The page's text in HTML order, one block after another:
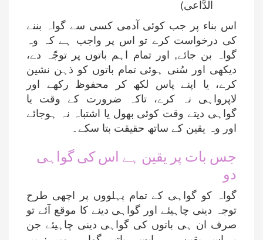
الدَّاعی)
اس بناء پر جب کوئی آدمی کسی سے گواہ بننے
کی درخواست کرے تو اس پر واجب ہے کہ وہ
گواہ بن جائے, اور تمام اہم باتوں پر توجّہ دے،
دیکھی اور سُنی ہوئی تمام باتوں کو ذہن نشین
کرے، یا اپنے پاس لکھ کر محفوظ رکھے اور
لاپرواہی نہ کرے، تاکہ ضرورت کے وقت یا
گواہی دیتے وقت کوئی بھول یا اشتباہ نہ ہوجائے
اور وہ یقین کے ساتھ حقیقت بتا سکے۔
جس بات پر یقین ہے اس کی گواہی
دو
گواہ کو گواہی کے تمام پہلووں پر اچھی طرح
توجہ دینی چاہیئے اور گواہی دینے کا موقع آئے تو
صرف ان ہی باتوں کی گواہی دینی چاہیئے جن